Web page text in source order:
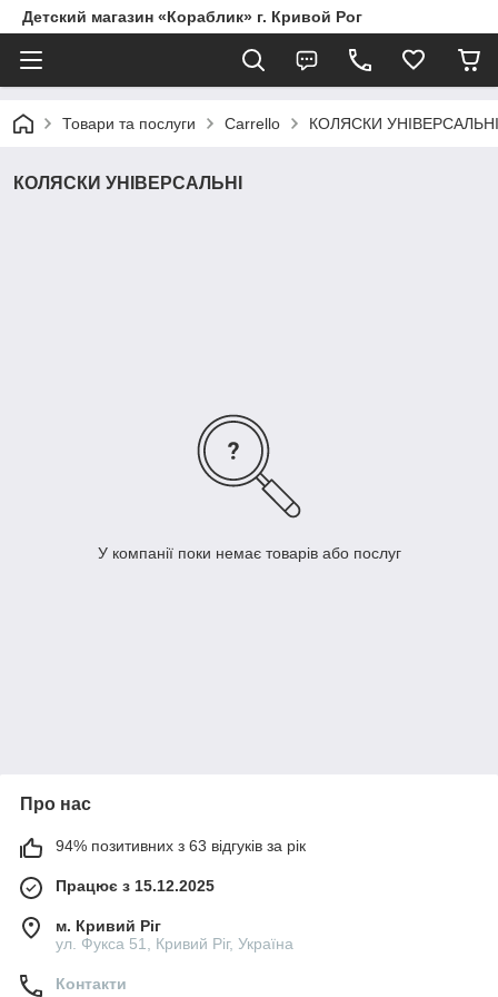
Детский магазин «Кораблик» г. Кривой Рог
Товари та послуги Carrello КОЛЯСКИ УНІВЕРСАЛЬНІ
КОЛЯСКИ УНІВЕРСАЛЬНІ
У компанії поки немає товарів або послуг
Про нас
94% позитивних з 63 відгуків за рік
Працює з 15.12.2025
м. Кривий Ріг
ул. Фукса 51, Кривий Ріг, Україна
Контакти